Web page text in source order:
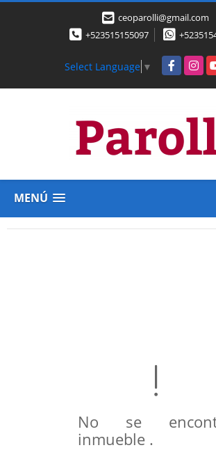
ceoparolli@gmail.com
+523515155097
Select Language ▼ Facebook
MENÚ
No se
inmueble .